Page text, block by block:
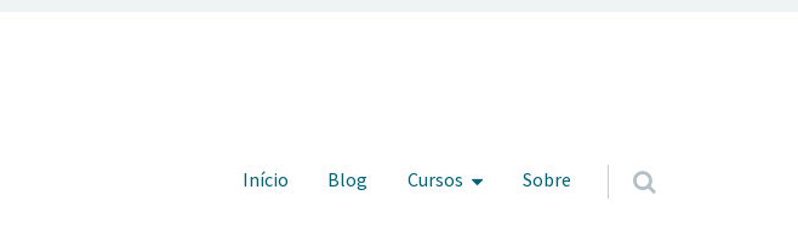
Pular para o conteúdo
Início Blog Cursos Sobre